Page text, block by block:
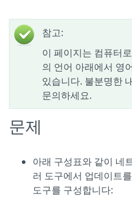
참고:
이 페이지는 컴퓨터
의 언어 아래에서 영
있습니다. 불분명한
문의하세요.
문제
아래 구성표와 같이 네
러 도구에서 업데이트
도구를 구성합니다: